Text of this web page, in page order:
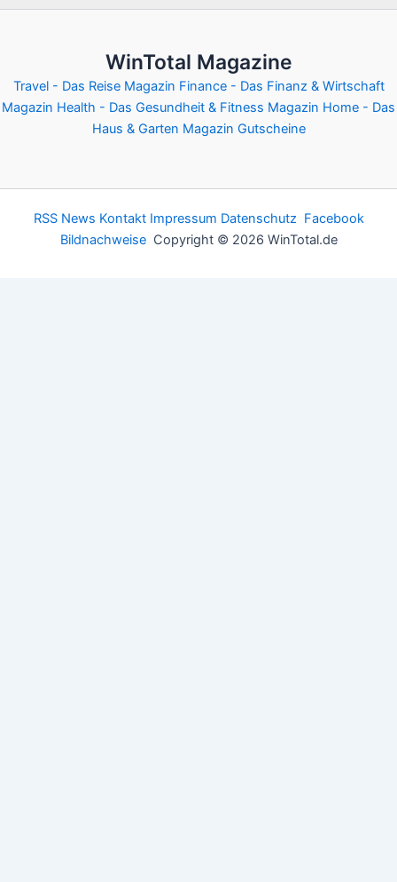
WinTotal Magazine
Travel - Das Reise Magazin Finance - Das Finanz & Wirtschaft
Magazin Health - Das Gesundheit & Fitness Magazin Home - Das
Haus & Garten Magazin Gutscheine
RSS News Kontakt Impressum Datenschutz Facebook
BildnachweiseCopyright © 2026 WinTotal.de